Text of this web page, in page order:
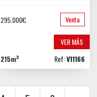
295.000€ Venta
VER MÁS
215m²
Ref:V11166